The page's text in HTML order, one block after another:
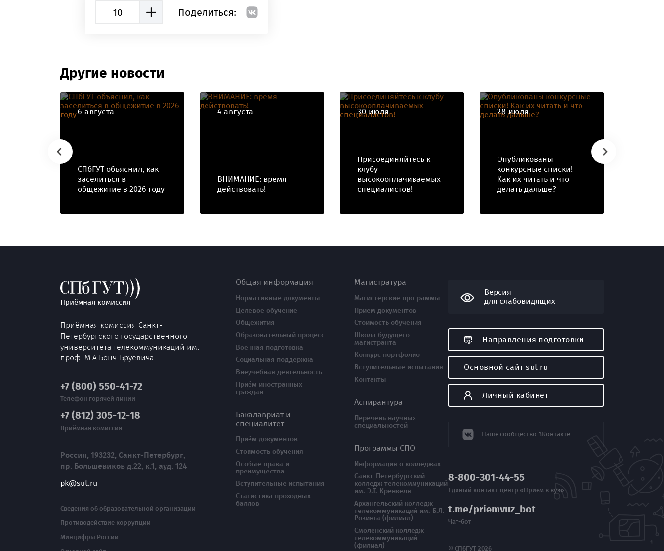
10 Поделиться:
Другие новости
6 августа
СПбГУТ объяснил, как
заселиться в
общежитие в 2026 году
4 августа
ВНИМАНИЕ: время
действовать!
30 июля
Присоединяйтесь к
клубу
высокооплачиваемых
специалистов!
28 июля
Опубликованы
конкурсные списки!
Как их читать и что
делать дальше?
Приёмная комиссия
Приёмная комиссия Санкт-
Петербургского государственного
университета телекоммуникаций им.
проф. М.А.Бонч-Бруевича
+7 (800) 550-41-72
Телефон горячей линии
+7 (812) 305-12-18
Приёмная комиссия
Россия, 193232, Санкт-Петербург,
пр. Большевиков д.22, к.1, ауд. 124
pk@sut.ru
Сведения об образовательной организации
Противодействие коррупции
Минцифры России
Общая информация
Нормативные документы
Целевое обучение
Общежития
Образовательный процесс
Военная подготовка
Социальная поддержка
Внеучебная деятельность
Приём иностранных
граждан
Бакалавриат и
специалитет
Приём документов
Стоимость обучения
Особые права и
преимущества
Вступительные испытания
Статистика проходных
баллов
Магистратура
Магистерские программы
Прием документов
Стоимость обучения
Школа будущего
магистранта
Конкурс портфолио
Вступительные испытания
Контакты
Аспирантура
Перечень научных
специальностей
Программы СПО
Информация о колледжах
Санкт-Петербургский
колледж телекоммуникаций
им. Э.Т. Кренкеля
Архангельский колледж
телекоммуникаций им. Б.Л.
Розинга (филиал)
Смоленский колледж
телекоммуникаций
(филиал)
Версия
для слабовидящих
Направления подготовки
Основной сайт sut.ru
Личный кабинет
Наше сообщество ВКонтакте
8-800-301-44-55
Единый контакт-центр «Прием в вуз»
t.me/priemvuz_bot
Чат-бот
© СПбГУТ 2026